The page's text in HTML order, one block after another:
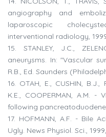
angiography and
laparoscopic
interventional radiology,
15. STANLEY, J.C.,
aneurysms. In: "Vascular
R.B., Ed. Saunders
16. OTAH, E., CUSHIN, B.J.,
K.E., COOPERMAN, A.M. -
following
17. HOFMANN, A.F. - Bile
Ugly. News Physiol. Sci.,